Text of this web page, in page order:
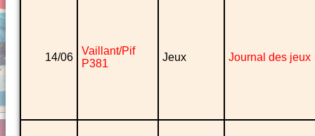
14/06
Vaillant/Pif
P381
Jeux Journal des jeux